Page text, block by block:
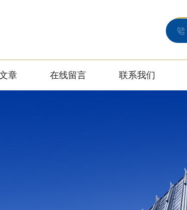
章 在线留言 联系我们